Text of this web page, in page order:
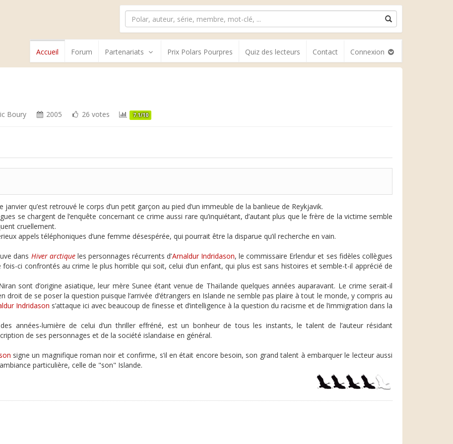
Accueil Forum Partenariats Prix Polars Pourpres Quiz des lecteurs Contact Connexion
Boury 2005 26 votes 7.1/10
janvier qu’est retrouvé le corps d’un petit garçon au pied d’un immeuble de la banlieue de Reykjavik.
se chargent de l’enquête concernant ce crime aussi rare qu’inquiétant, d’autant plus que le frère de la victime semble
cruellement.
appels téléphoniques d’une femme désespérée, qui pourrait être la disparue qu’il recherche en vain.
dans Hiver arctiqueles personnages récurrents d’Arnaldur Indridason, le commissaire Erlendur et ses fidèles collègues
ci confrontés au crime le plus horrible qui soit, celui d’un enfant, qui plus est sans histoires et semble-t-il apprécié de
sont d’origine asiatique, leur mère Sunee étant venue de Thaïlande quelques années auparavant. Le crime serait-il
droit de se poser la question puisque l’arrivée d’étrangers en Islande ne semble pas plaire à tout le monde, y compris au
Indridason s’attaque ici avec beaucoup de finesse et d’intelligence à la question du racisme et de l’immigration dans la
années-lumière de celui d’un thriller effréné, est un bonheur de tous les instants, le talent de l’auteur résidant
de ses personnages et de la société islandaise en général.
signe un magnifique roman noir et confirme, s’il en était encore besoin, son grand talent à embarquer le lecteur aussi
particulière, celle de "son" Islande.